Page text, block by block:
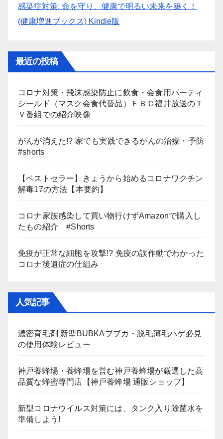
感染症対策: 命を守り、健康で明るい未来を築く！
(健康増進ブックス) Kindle版
最近の投稿
コロナ対策・飛沫感染防止に飲食・会食用パーティ
シールド（マスク会食代替品）ＦＢＣ福井放送のＴ
Ｖ番組での紹介映像
がんが消えた!? 家でも実践できるがんの治療・予防
#shorts
【ベストセラー】きょうから始めるコロナワクチン
解毒17の方法【本要約】
コロナ家族感染して買い物行けずAmazonで購入し
たもの紹介 #Shorts
免疫が正常な細胞を攻撃!? 免疫の誤作動でわかった
コロナ後遺症の仕組み
人気記事
濃密育毛剤 新型BUBKAブブカ・脱毛薄毛ハゲ必見
の使用体験レビュー
神戸養蜂場・養蜂場を営む神戸養蜂場が厳選した高
品質な蜂蜜専門店【神戸養蜂場 通販ショップ】
新型コロナウイルス対策には、タンク入り除菌水を
準備しよう!